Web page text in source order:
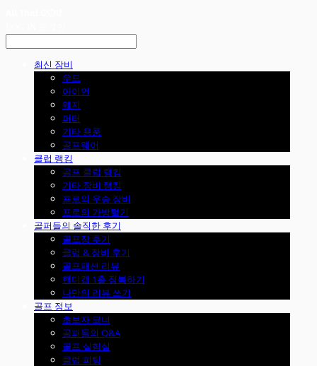
최신 장비
우드
아이언
웨지
퍼터
기타 용품
골프웨어
클럽 랭킹
골프 클럽 랭킹
기타 장비 랭킹
프로의 우승 장비
프로의 가방털기
골퍼들의 솔직한 후기
골프장 후기
클럽 & 장비 후기
골프패션 리뷰
핸디캡 1홀 정복하기
나만의 리뷰 쓰기
골프 정보
초보자 코너
골퍼들의 Q&A
골프 실험실
클럽 피팅